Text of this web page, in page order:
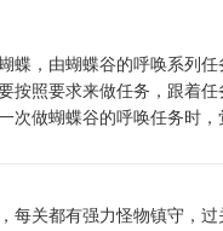
蝶，由蝴蝶谷的呼唤系列
按照要求来做任务，跟着
次做蝴蝶谷的呼唤任务时
每关都有强力怪物镇守，